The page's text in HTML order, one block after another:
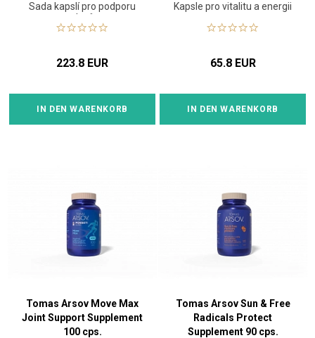
Sada kapslí pro podporu
vlasů
223.8 EUR
IN DEN WARENKORB
Kapsle pro vitalitu a energii
65.8 EUR
IN DEN WARENKORB
Tomas Arsov Move Max
Joint Support Supplement
100 cps.
Tomas Arsov Sun & Free
Radicals Protect
Supplement 90 cps.